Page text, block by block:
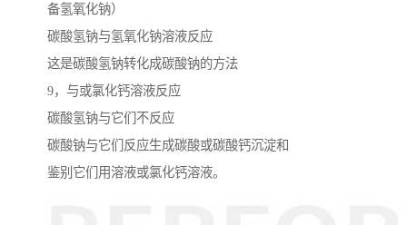
备氢氧化钠）
碳酸氢钠与氢氧化钠溶液反应
这是碳酸氢钠转化成碳酸钠的方法
9，与或氯化钙溶液反应
碳酸氢钠与它们不反应
碳酸钠与它们反应生成碳酸或碳酸钙沉淀和
鉴别它们用溶液或氯化钙溶液。